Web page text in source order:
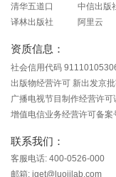
清华五道口 中信出版
译林出版社
阿里云
资质信息：
社会信用代码
出版物经营许可 新出发京
广播电视节目制作经营许
增值电信业务经营许可备
联系我们：
客服电话: 400-0526-000
邮箱: iget@luojilab.com